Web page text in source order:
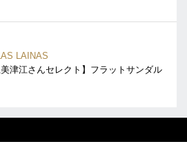
LAINAS
美津江さんセレクト】フラットサンダル